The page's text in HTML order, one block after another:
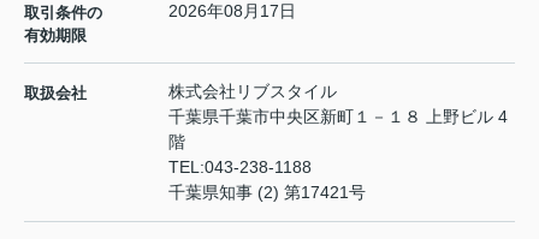
取引条件の
有効期限
2026年08月17日
取扱会社
株式会社リブスタイル
千葉県千葉市中央区新町１－１８ 上野ビル 4
階
TEL:043-238-1188
千葉県知事 (2) 第17421号